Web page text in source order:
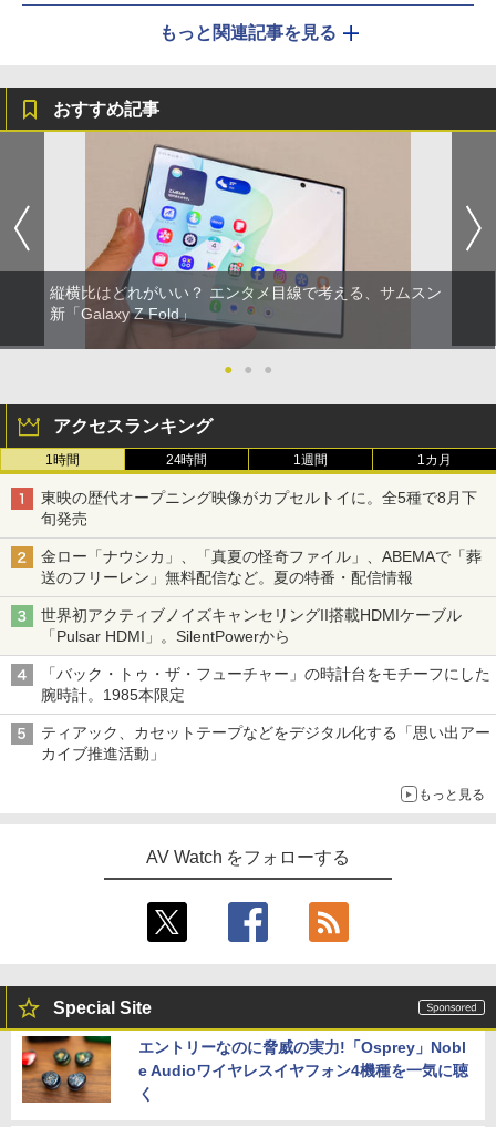
もっと関連記事を見る
おすすめ記事
縦横比はどれがいい？ エンタメ目線で考える、サムスン
新「Galaxy Z Fold」
● ● ●
アクセスランキング
1時間 24時間 1週間 1カ月
東映の歴代オープニング映像がカプセルトイに。全5種で8月下
旬発売
金ロー「ナウシカ」、「真夏の怪奇ファイル」、ABEMAで「葬
送のフリーレン」無料配信など。夏の特番・配信情報
世界初アクティブノイズキャンセリングII搭載HDMIケーブル
「Pulsar HDMI」。SilentPowerから
「バック・トゥ・ザ・フューチャー」の時計台をモチーフにした
腕時計。1985本限定
ティアック、カセットテープなどをデジタル化する「思い出アー
カイブ推進活動」
もっと見る
AV Watch をフォローする
Special Site
エントリーなのに脅威の実力!「Osprey」Nobl
e Audioワイヤレスイヤフォン4機種を一気に聴
く